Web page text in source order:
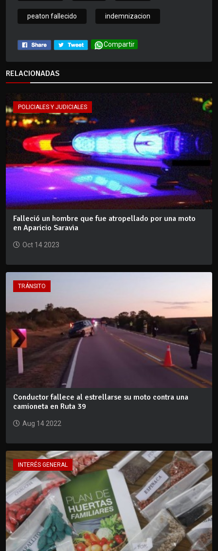
peaton fallecido indemnizacion
Compartir
RELACIONADAS
POLICIALES Y JUDICIALES
Falleció un hombre que fue atropellado por una moto
en Aparicio Saravia
Oct 14 2023
TRÁNSITO
Conductor fallece al estrellarse su moto contra una
camioneta en Ruta 39
Aug 14 2022
INTERÉS GENERAL